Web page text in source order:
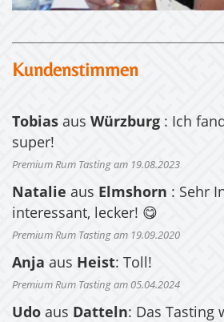
Kundenstimmen
Tobias aus Würzburg : Ich
super!
Premium Rum Tasting am 19.08.2023
Natalie aus Elmshorn : Sehr
interessant, lecker! 😋
Premium Rum Tasting am 19.09.2020
Anja aus Heist: Toll!
Premium Rum Tasting am 05.04.2024
Udo aus Datteln: Das Tasting